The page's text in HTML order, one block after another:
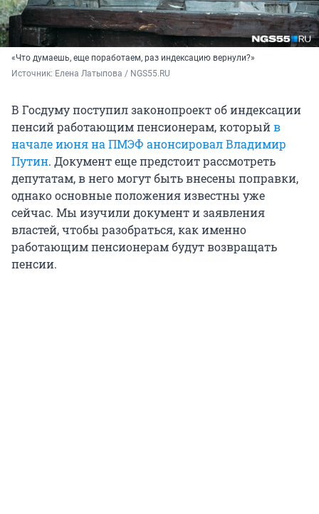
«Что думаешь, еще поработаем, раз индексацию вернули?»
Источник: Елена Латыпова / NGS55.RU
В Госдуму поступил законопроект об индексации
пенсий работающим пенсионерам, которыйв
начале июня на ПМЭФ анонсировал Владимир
Путин. Документ еще предстоит рассмотреть
депутатам, в него могут быть внесены поправки,
однако основные положения известны уже
сейчас. Мы изучили документ и заявления
властей, чтобы разобраться, как именно
работающим пенсионерам будут возвращать
пенсии.